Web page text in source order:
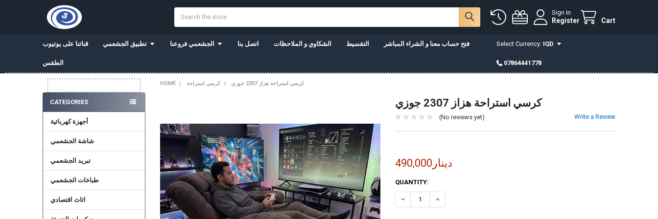
Sign In
Register Cart
قناتنا على يوتيوب تطبيق الجشعمي الجشعمي فروعنا اتصل بنا الشكاوي و الملاحظات التقسيط فتح حساب معنا و الشراء المباشر
الطقس
Select Currency: IQD
07864441778
Sidebar
CATEGORIES
أجهزة كهربائية
شاشة الجشعمي
تبريد الجشعمي
طباخات الجشعمي
اثاث اقتصادي
HOME كرسي استراحة كرسي استراحة هزاز 2307 جوزي
كرسي استراحة هزاز 2307 جوزي
(No reviews yet) Write a Review
490,000دينار
CURRENT
STOCK:
QUANTITY: